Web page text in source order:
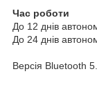
Час роботи
До 12 днів
До 24 днів
Версія Bluetooth